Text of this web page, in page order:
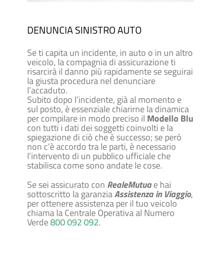
DENUNCIA SINISTRO AUTO
Se ti capita un incidente, in auto o in un altro
veicolo, la compagnia di assicurazione ti
risarcirà il danno più rapidamente se seguirai
la giusta procedura nel denunciare
l’accaduto.
Subito dopo l’incidente, già al momento e
sul posto, è essenziale chiarirne la dinamica
per compilare in modo preciso il Modello Blu
con tutti i dati dei soggetti coinvolti e la
spiegazione di ciò che è successo; se però
non c’è accordo tra le parti, è necessario
l’intervento di un pubblico ufficiale che
stabilisca come sono andate le cose.
Se sei assicurato con RealeMutuae hai
sottoscritto la garanziaAssistenza in Viaggio,
per ottenere assistenza per il tuo veicolo
chiama la Centrale Operativa al Numero
Verde800 092 092.